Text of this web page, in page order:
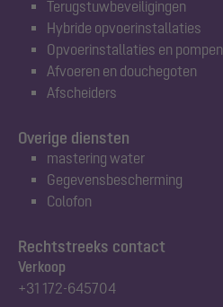
Terugstuwbeveiligingen
Hybride opvoerinstallaties
Opvoerinstallaties en pompen
Afvoeren en douchegoten
Afscheiders
Rechtstreeks contact
Verkoop
+31 172-645704
Overige diensten
mastering water
Gegevensbescherming
Colofon